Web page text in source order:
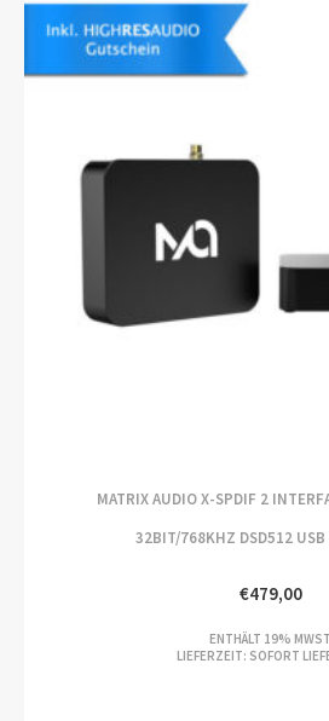
MATRIX AUDIO X-SPDIF 2
32BIT/768KHZ DSD512 USB
€479,00
ENTHÄLT 19%
LIEFERZEIT: SOFORT